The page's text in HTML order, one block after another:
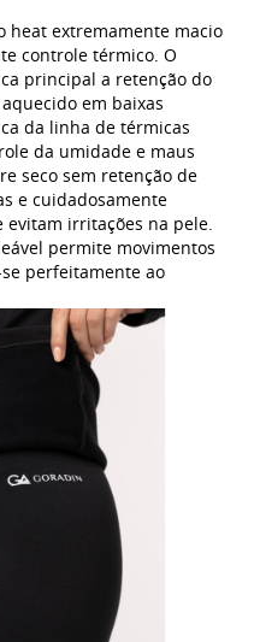
heat extremamente macio
controle térmico. O
principal a retenção do
em baixas
da linha de térmicas
da umidade e maus
seco sem retenção de
e cuidadosamente
evitam irritações na pele.
permite movimentos
perfeitamente ao